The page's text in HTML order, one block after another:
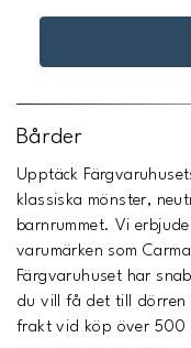
Bårder
Upptäck
klassiska mönster,
barnrummet. Vi
varumärken som
Färgvaruhuset har
du vill få det till dörren
frakt vid köp över 500